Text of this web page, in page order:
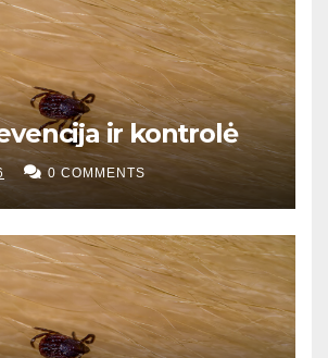
ir kontrolė
0 COMMENTS